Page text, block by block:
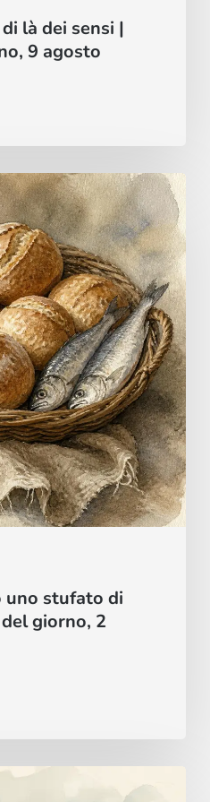
là dei sensi |
9 agosto
uno stufato di
giorno, 2